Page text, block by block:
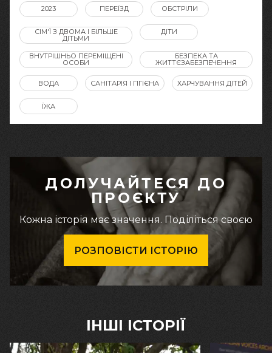
2023 ПЕРЕЇЗД ОБСТРІЛИ
СІМ'Ї З ДВОМА І БІЛЬШЕ
ДІТЬМИ
ДІТИ
ВНУТРІШНЬО ПЕРЕМІЩЕНІ
ОСОБИ
БЕЗПЕКА ТА
ЖИТТЄЗАБЕЗПЕЧЕННЯ
ВОДА САНІТАРІЯ І ГІГІЄНА ХАРЧУВАННЯ ДІТЕЙ
ЇЖА
ДОЛУЧАЙТЕСЯ ДО
ПРОЄКТУ
Кожна історія має значення. Поділіться своєю
РОЗПОВІСТИ ІСТОРІЮ
ІНШІ ІСТОРІЇ